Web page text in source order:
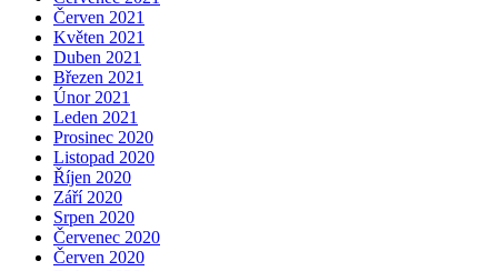
Červen 2021
Květen 2021
Duben 2021
Březen 2021
Únor 2021
Leden 2021
Prosinec 2020
Listopad 2020
Říjen 2020
Září 2020
Srpen 2020
Červenec 2020
Červen 2020